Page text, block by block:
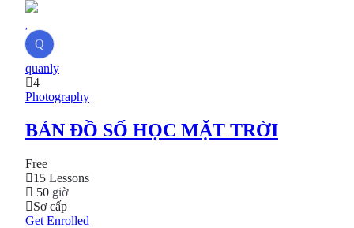
Q
quanly
4
Photography
BẢN ĐỒ SỐ HỌC MẶT TRỜI
Free
15 Lessons
50 giờ
Sơ cấp
Get Enrolled